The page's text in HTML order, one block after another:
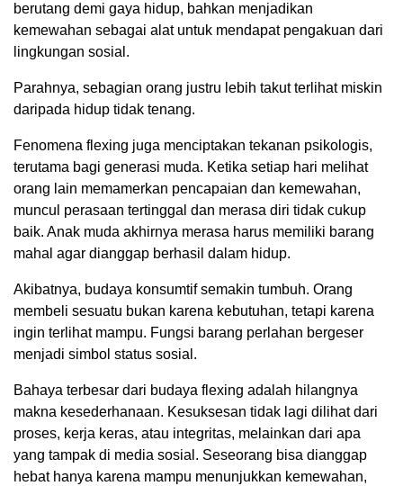
berutang demi gaya hidup, bahkan menjadikan
kemewahan sebagai alat untuk mendapat pengakuan dari
lingkungan sosial.
Parahnya, sebagian orang justru lebih takut terlihat miskin
daripada hidup tidak tenang.
Fenomena flexing juga menciptakan tekanan psikologis,
terutama bagi generasi muda. Ketika setiap hari melihat
orang lain memamerkan pencapaian dan kemewahan,
muncul perasaan tertinggal dan merasa diri tidak cukup
baik. Anak muda akhirnya merasa harus memiliki barang
mahal agar dianggap berhasil dalam hidup.
Akibatnya, budaya konsumtif semakin tumbuh. Orang
membeli sesuatu bukan karena kebutuhan, tetapi karena
ingin terlihat mampu. Fungsi barang perlahan bergeser
menjadi simbol status sosial.
Bahaya terbesar dari budaya flexing adalah hilangnya
makna kesederhanaan. Kesuksesan tidak lagi dilihat dari
proses, kerja keras, atau integritas, melainkan dari apa
yang tampak di media sosial. Seseorang bisa dianggap
hebat hanya karena mampu menunjukkan kemewahan,